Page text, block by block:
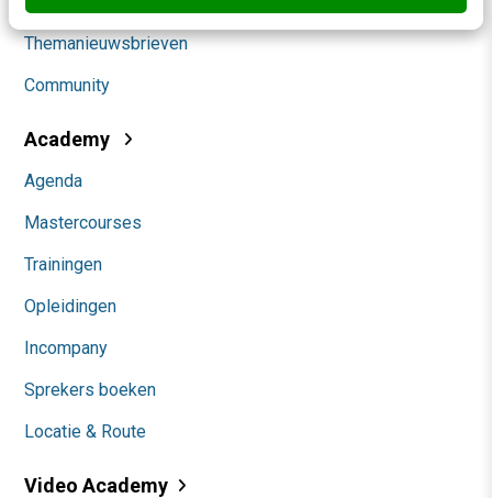
Themanieuwsbrieven
Community
Academy
Agenda
Mastercourses
Trainingen
Opleidingen
Incompany
Sprekers boeken
Locatie & Route
Video Academy